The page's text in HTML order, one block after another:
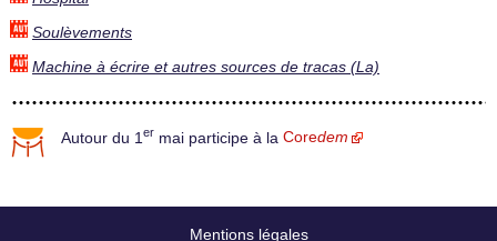
Soulèvements
Machine à écrire et autres sources de tracas (La)
Autour du 1 er mai participe à la Coredem
Mentions légales